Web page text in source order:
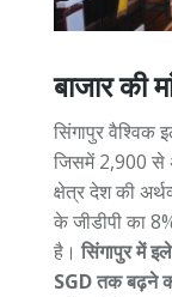
बाजार की
सिंगापुर वैश्विक
जिसमें 2,900 से
क्षेत्र देश की
के जीडीपी का
है।सिंगापुर में
SGD तक बढ़ने